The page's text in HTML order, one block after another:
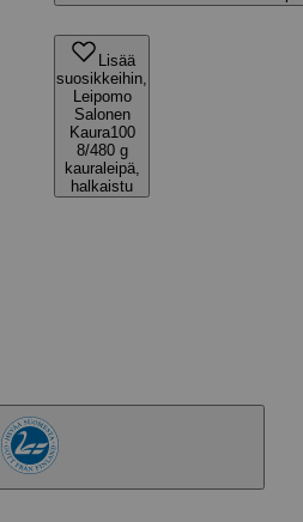
Lisää
suosikkeihin,
Leipomo
Salonen
Kaura100
8/480 g
kauraleipä,
halkaistu